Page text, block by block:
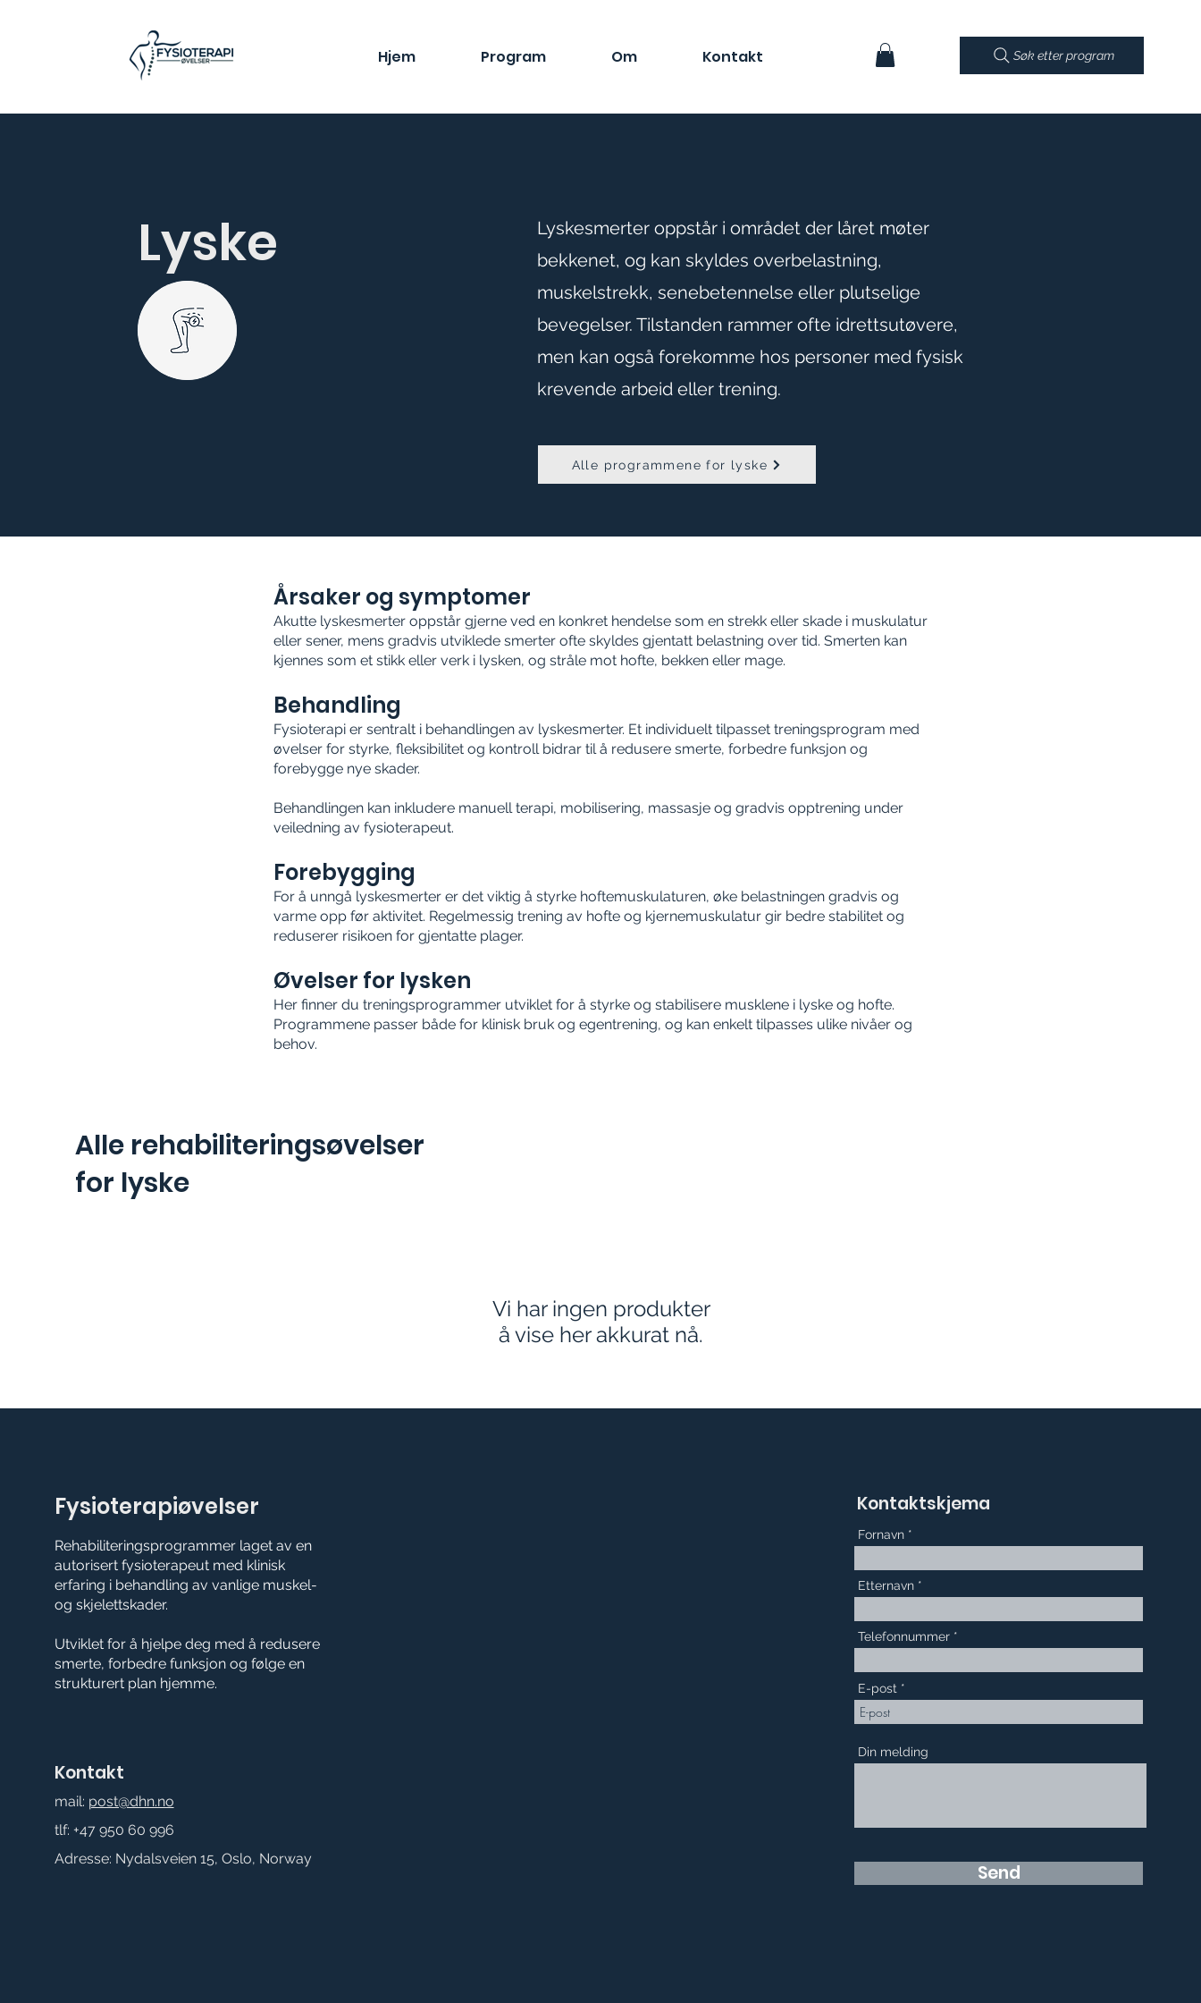
Hjem Program Om Kontakt Søk etter program
Lyske
Lyskesmerter oppstår i området der låret møter
bekkenet, og kan skyldes overbelastning,
muskelstrekk, senebetennelse eller plutselige
bevegelser. Tilstanden rammer ofte idrettsutøvere,
men kan også forekomme hos personer med fysisk
krevende arbeid eller trening.
Alle programmene for lyske
Årsaker og symptomer
Akutte lyskesmerter oppstår gjerne ved en konkret hendelse som en strekk eller skade i muskulatur
eller sener, mens gradvis utviklede smerter ofte skyldes gjentatt belastning over tid. Smerten kan
kjennes som et stikk eller verk i lysken, og stråle mot hofte, bekken eller mage.
Behandling
Fysioterapi er sentralt i behandlingen av lyskesmerter. Et individuelt tilpasset treningsprogram med
øvelser for styrke, fleksibilitet og kontroll bidrar til å redusere smerte, forbedre funksjon og
forebygge nye skader.
Behandlingen kan inkludere manuell terapi, mobilisering, massasje og gradvis opptrening under
veiledning av fysioterapeut.
Forebygging
For å unngå lyskesmerter er det viktig å styrke hoftemuskulaturen, øke belastningen gradvis og
varme opp før aktivitet. Regelmessig trening av hofte og kjernemuskulatur gir bedre stabilitet og
reduserer risikoen for gjentatte plager.
Øvelser for lysken
Her finner du treningsprogrammer utviklet for å styrke og stabilisere musklene i lyske og hofte.
Programmene passer både for klinisk bruk og egentrening, og kan enkelt tilpasses ulike nivåer og
behov.
Alle rehabiliteringsøvelser
for lyske
Vi har ingen produkter
å vise her akkurat nå.
Fysioterapiøvelser
Rehabiliteringsprogrammer laget av en
autorisert fysioterapeut med klinisk
erfaring i behandling av vanlige muskel-
og skjelettskader.
Utviklet for å hjelpe deg med å redusere
smerte, forbedre funksjon og følge en
strukturert plan hjemme.
Kontakt
mail: post@dhn.no
tlf: +47 950 60 996
Adresse: Nydalsveien 15, Oslo, Norway
Kontaktskjema
Fornavn
Etternavn
Telefonnummer
E-post
Din melding
Send